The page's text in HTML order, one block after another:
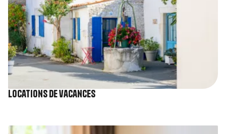
Locations de vacances
Image